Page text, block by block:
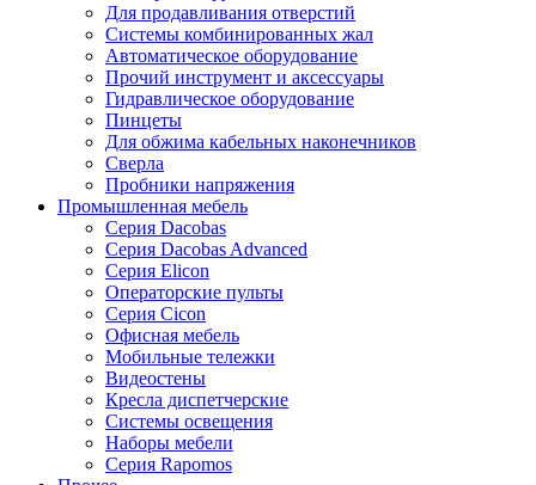
Для продавливания отверстий
Системы комбинированных жал
Автоматическое оборудование
Прочий инструмент и аксессуары
Гидравлическое оборудование
Пинцеты
Для обжима кабельных наконечников
Сверла
Пробники напряжения
Промышленная мебель
Серия Dacobas
Серия Dacobas Advanced
Серия Elicon
Операторские пульты
Серия Cicon
Офисная мебель
Мобильные тележки
Видеостены
Кресла диспетчерские
Системы освещения
Наборы мебели
Серия Rapomos